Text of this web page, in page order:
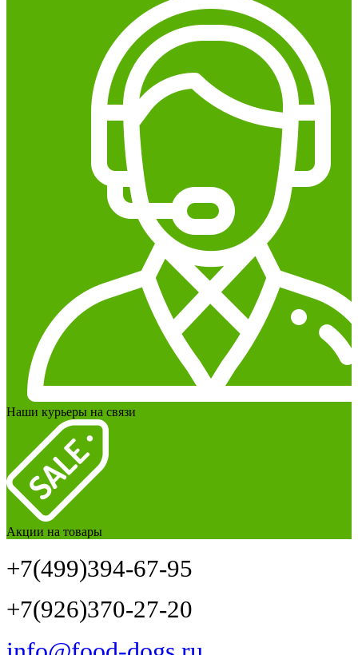
Наши курьеры на связи
Акции на товары
+7(499)394-67-95
+7(926)370-27-20